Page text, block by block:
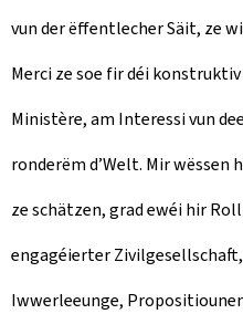
vun der ëffentlecher Säit, ze
Merci ze soe fir déi
Ministère, am Interessi vun
ronderëm d’Welt. Mir wëssen
ze schätzen, grad ewéi hir
engagéierter
Iwwerleeunge,